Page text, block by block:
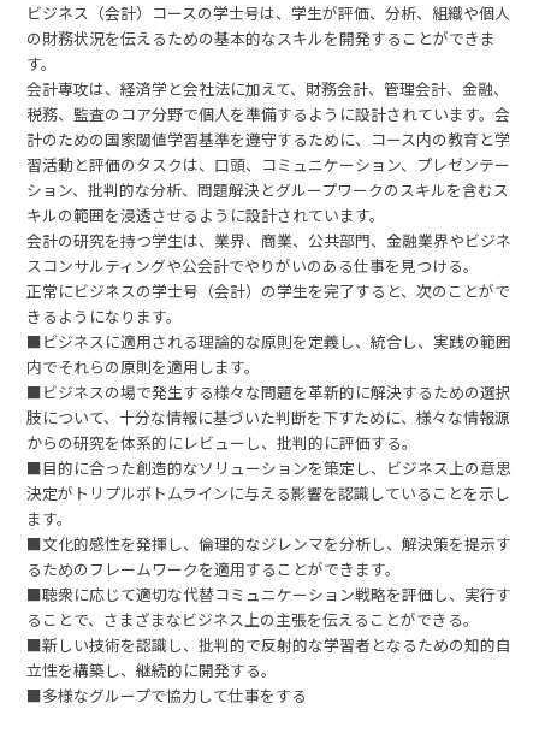
ビジネス（会計）コースの学士号は、学生が評価、分析、組織や個人
の財務状況を伝えるための基本的なスキルを開発することができま
す。
会計専攻は、経済学と会社法に加えて、財務会計、管理会計、金融、
税務、監査のコア分野で個人を準備するように設計されています。会
計のための国家閾値学習基準を遵守するために、コース内の教育と学
習活動と評価のタスクは、口頭、コミュニケーション、プレゼンテー
ション、批判的な分析、問題解決とグループワークのスキルを含むス
キルの範囲を浸透させるように設計されています。
会計の研究を持つ学生は、業界、商業、公共部門、金融業界やビジネ
スコンサルティングや公会計でやりがいのある仕事を見つける。
正常にビジネスの学士号（会計）の学生を完了すると、次のことがで
きるようになります。
■ビジネスに適用される理論的な原則を定義し、統合し、実践の範囲
内でそれらの原則を適用します。
■ビジネスの場で発生する様々な問題を革新的に解決するための選択
肢について、十分な情報に基づいた判断を下すために、様々な情報源
からの研究を体系的にレビューし、批判的に評価する。
■目的に合った創造的なソリューションを策定し、ビジネス上の意思
決定がトリプルボトムラインに与える影響を認識していることを示し
ます。
■文化的感性を発揮し、倫理的なジレンマを分析し、解決策を提示す
るためのフレームワークを適用することができます。
■聴衆に応じて適切な代替コミュニケーション戦略を評価し、実行す
ることで、さまざまなビジネス上の主張を伝えることができる。
■新しい技術を認識し、批判的で反射的な学習者となるための知的自
立性を構築し、継続的に開発する。
■多様なグループで協力して仕事をする